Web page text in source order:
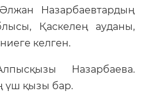
Назарбаевтардың
Қаскелең ауданы,
келген.
Назарбаева.
үш қызы бар.